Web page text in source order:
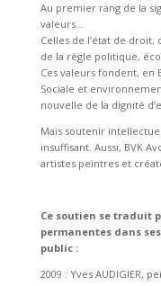
Au premier rang de la
valeurs…
Celles de l’état de
de la règle politique,
Ces valeurs fondent, en
Sociale et
nouvelle de la dignité
Mais soutenir
insuffisant. Aussi, BVK
artistes peintres et
Ce soutien se traduit
permanentes dans
public :
2009 : Yves AUDIGIER,